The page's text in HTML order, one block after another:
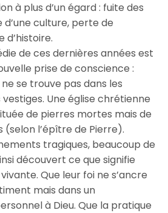
à plus d’un égard : fuite des
culture, perte de
d’histoire.
de ces dernières années est
prise de conscience :
ne se trouve pas dans les
Une église chrétienne
de pierres mortes mais de
(selon l’épître de Pierre).
tragiques, beaucoup de
découvert ce que signifie
Que leur foi ne s’ancre
mais dans un
à Dieu. Que la pratique